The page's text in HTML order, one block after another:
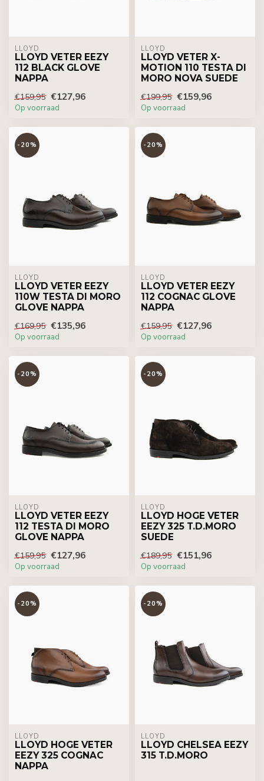
LLOYD
LLOYD VETER EEZY
112 BLACK GLOVE
NAPPA
€159,95 €127,96
Op voorraad
LLOYD
LLOYD VETER X-
MOTION 110 TESTA DI
MORO NOVA SUEDE
€199,95 €159,96
Op voorraad
-20%
LLOYD
LLOYD VETER EEZY
110W TESTA DI MORO
GLOVE NAPPA
€169,95 €135,96
Op voorraad
-20%
LLOYD
LLOYD VETER EEZY
112 COGNAC GLOVE
NAPPA
€159,95 €127,96
Op voorraad
-20%
LLOYD
LLOYD VETER EEZY
112 TESTA DI MORO
GLOVE NAPPA
€159,95 €127,96
Op voorraad
-20%
LLOYD
LLOYD HOGE VETER
EEZY 325 T.D.MORO
SUEDE
€189,95 €151,96
Op voorraad
-20%
LLOYD
LLOYD HOGE VETER
EEZY 325 COGNAC
NAPPA
-20%
LLOYD
LLOYD CHELSEA EEZY
315 T.D.MORO